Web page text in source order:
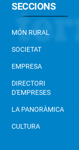
SECCIONS
MÓN RURAL
SOCIETAT
EMPRESA
DIRECTORI
D'EMPRESES
LA PANORÀMICA
CULTURA